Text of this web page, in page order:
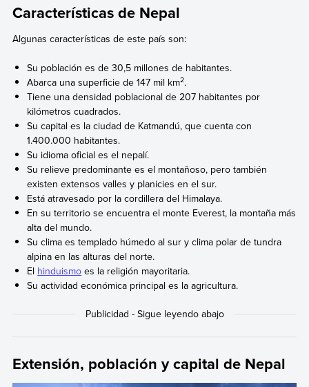
Características de Nepal
Algunas características de este país son:
Su población es de 30,5 millones de habitantes.
Abarca una superficie de 147 mil km2.
Tiene una densidad poblacional de 207 habitantes por
kilómetros cuadrados.
Su capital es la ciudad de Katmandú, que cuenta con
1.400.000 habitantes.
Su idioma oficial es el nepalí.
Su relieve predominante es el montañoso, pero también
existen extensos valles y planicies en el sur.
Está atravesado por la cordillera del Himalaya.
En su territorio se encuentra el monte Everest, la montaña más
alta del mundo.
Su clima es templado húmedo al sur y clima polar de tundra
alpina en las alturas del norte.
El hinduismo es la religión mayoritaria.
Su actividad económica principal es la agricultura.
Extensión, población y capital de Nepal